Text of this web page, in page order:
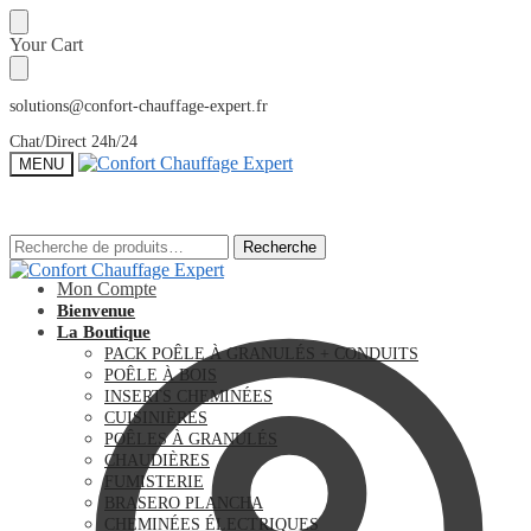
Sauter
à
la
navigation
Skip
to
content
Your Cart
solutions@confort-chauffage-expert.fr
Chat/Direct 24h/24
MENU
Recherche
pour :
Recherche
Mon Compte
Recherche
pour :
Recherche
Bienvenue
La Boutique
PACK POÊLE À GRANULÉS + CONDUITS
POÊLE À BOIS
INSERTS CHEMINÉES
CUISINIÈRES
POÊLES À GRANULÉS
CHAUDIÈRES
FUMISTERIE
BRASERO PLANCHA
CHEMINÉES ÉLECTRIQUES